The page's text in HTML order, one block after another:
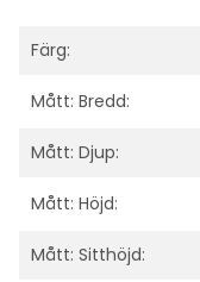
Färg:
Mått: Bredd:
Mått: Djup:
Mått: Höjd:
Mått: Sitthöjd: